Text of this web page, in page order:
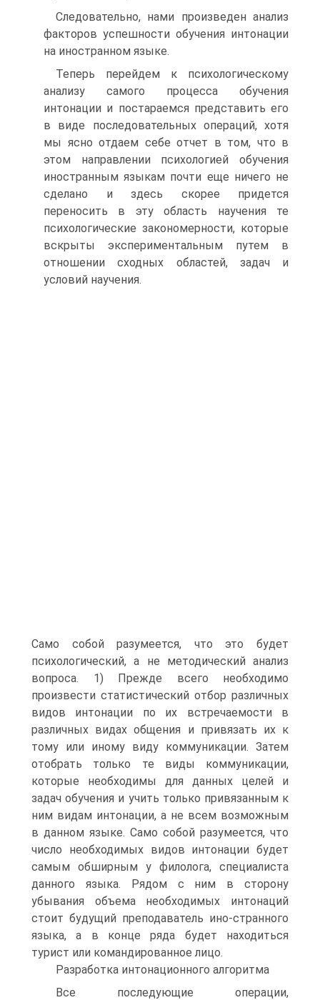
Следовательно, нами произведен анализ
факторов успешности обучения интонации
на иностранном языке.
Теперь перейдем к психологическому
анализу самого процесса обучения
интонации и постараемся представить его
в виде последовательных операций, хотя
мы ясно отдаем себе отчет в том, что в
этом направлении психологией обучения
иностранным языкам почти еще ничего не
сделано и здесь скорее придется
переносить в эту область научения те
психологические закономерности, которые
вскрыты экспериментальным путем в
отношении сходных областей, задач и
условий научения.
Само собой разумеется, что это будет
психологический, а не методический анализ
вопроса. 1) Прежде всего необходимо
произвести статистический отбор различных
видов интонации по их встречаемости в
различных видах общения и привязать их к
тому или иному виду коммуникации. Затем
отобрать только те виды коммуникации,
которые необходимы для данных целей и
задач обучения и учить только привязанным к
ним видам интонации, а не всем возможным
в данном языке. Само собой разумеется, что
число необходимых видов интонации будет
самым обширным у филолога, специалиста
данного языка. Рядом с ним в сторону
убывания объема необходимых интонаций
стоит будущий преподаватель ино-странного
языка, а в конце ряда будет находиться
турист или командированное лицо.
Разработка интонационного алгоритма
Все последующие операции,